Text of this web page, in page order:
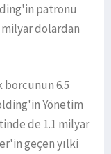
patronu
milyar dolardan
borcunun 6.5
Yönetim
de 1.1 milyar
geçen yılki